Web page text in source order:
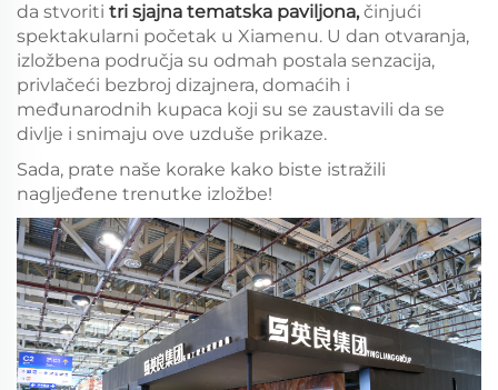
da stvoriti tri sjajna tematska paviljona, činjući
spektakularni početak u Xiamenu. U dan otvaranja,
izložbena područja su odmah postala senzacija,
privlačeći bezbroj dizajnera, domaćih i
međunarodnih kupaca koji su se zaustavili da se
divlje i snimaju ove uzduše prikaze.
Sada, prate naše korake kako biste istražili
nagljeđene trenutke izložbe!